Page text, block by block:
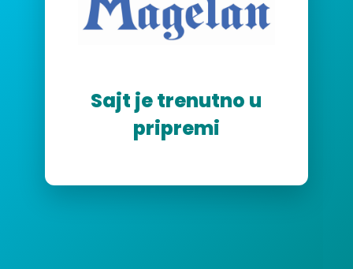
Sajt je trenutno u
pripremi